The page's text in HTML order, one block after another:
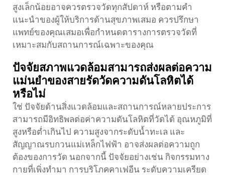
สูงเล็กน้อยอาจควรตรวจวัดทุกสัปดาห์ หรือตามคำ
แนะนำของผู้ให้บริการด้านสุขภาพเสมอ ควรปรึกษา
แพทย์ของคุณเสมอเพื่อกำหนดตารางการตรวจวัดที่
เหมาะสมกับสถานการณ์เฉพาะของคุณ
ปัจจัยสภาพแวดล้อมสามารถส่งผลต่อความ
แม่นยำของสายรัดวัดความดันโลหิตได้
หรือไม่
ใช่ ปัจจัยด้านสิ่งแวดล้อมและสถานการณ์หลายประการ
สามารถมีอิทธิพลต่อค่าความดันโลหิตที่วัดได้ อุณหภูมิที่
สูงหรือต่ำเกินไป ความสูงจากระดับน้ำทะเล และ
สัญญาณรบกวนแม่เหล็กไฟฟ้า อาจส่งผลต่อความถูก
ต้องของการวัด นอกจากนี้ ปัจจัยอย่างเช่น กิจกรรมทาง
กายที่เพิ่งทำมา การบริโภคคาเฟอีน ระดับความเครียด